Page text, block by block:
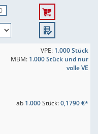
VPE: 1.000 Stück
MBM: 1.000 Stück und nur
volle VE
ab 1.000Stück:0,1790 €*